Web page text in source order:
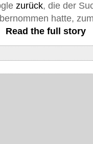
zurück, die der
hatte,
Read the full story